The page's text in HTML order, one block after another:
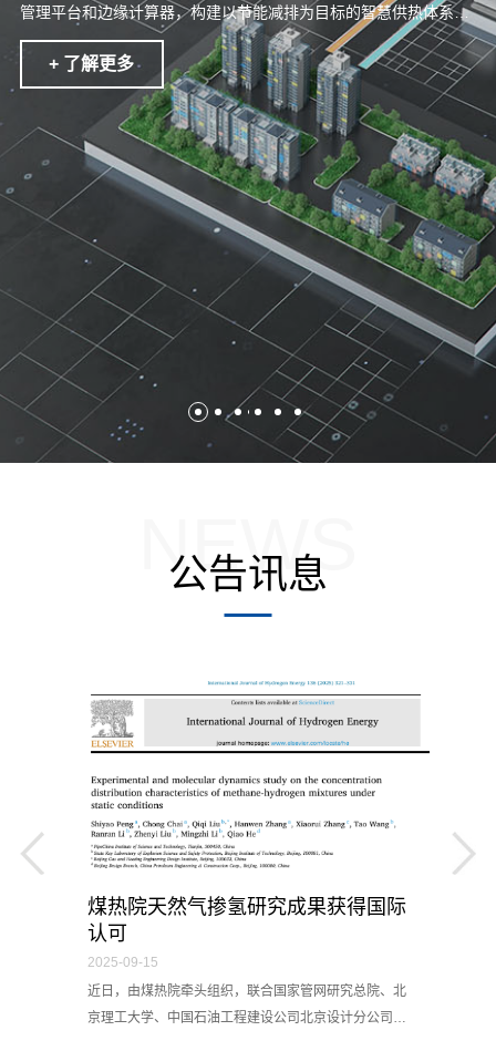
管理平台和边缘计算器，构建以节能减排为目标的智慧供热体系，
致力成为千家万户的冷暖管家、综合能源的管控专家。
+ 了解更多
公告讯息
NEWS
煤热院天然气掺氢研究成果获得国际
认可
2025-09-15
近日，由煤热院牵头组织，联合国家管网研究总院、北
京理工大学、中国石油工程建设公司北京设计分公司等